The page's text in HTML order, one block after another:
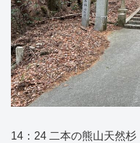
14：24 二本の熊山天然杉